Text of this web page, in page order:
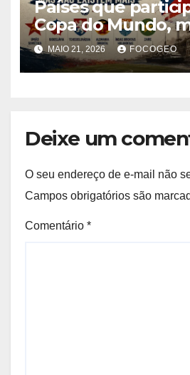
Países que
Copa do Mundo,
existem mais:
geopolítica e
territoriais
MAIO 21, 2026 FOCOGEO
Deixe um
O seu endereço de e-mail não
Campos obrigatórios são
Comentário *